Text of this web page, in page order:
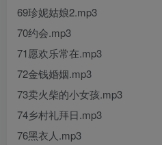
69珍妮姑娘2.mp3
70约会.mp3
71愿欢乐常在.mp3
72金钱婚姻.mp3
73卖火柴的小女孩.mp3
74乡村礼拜日.mp3
76黑衣人.mp3